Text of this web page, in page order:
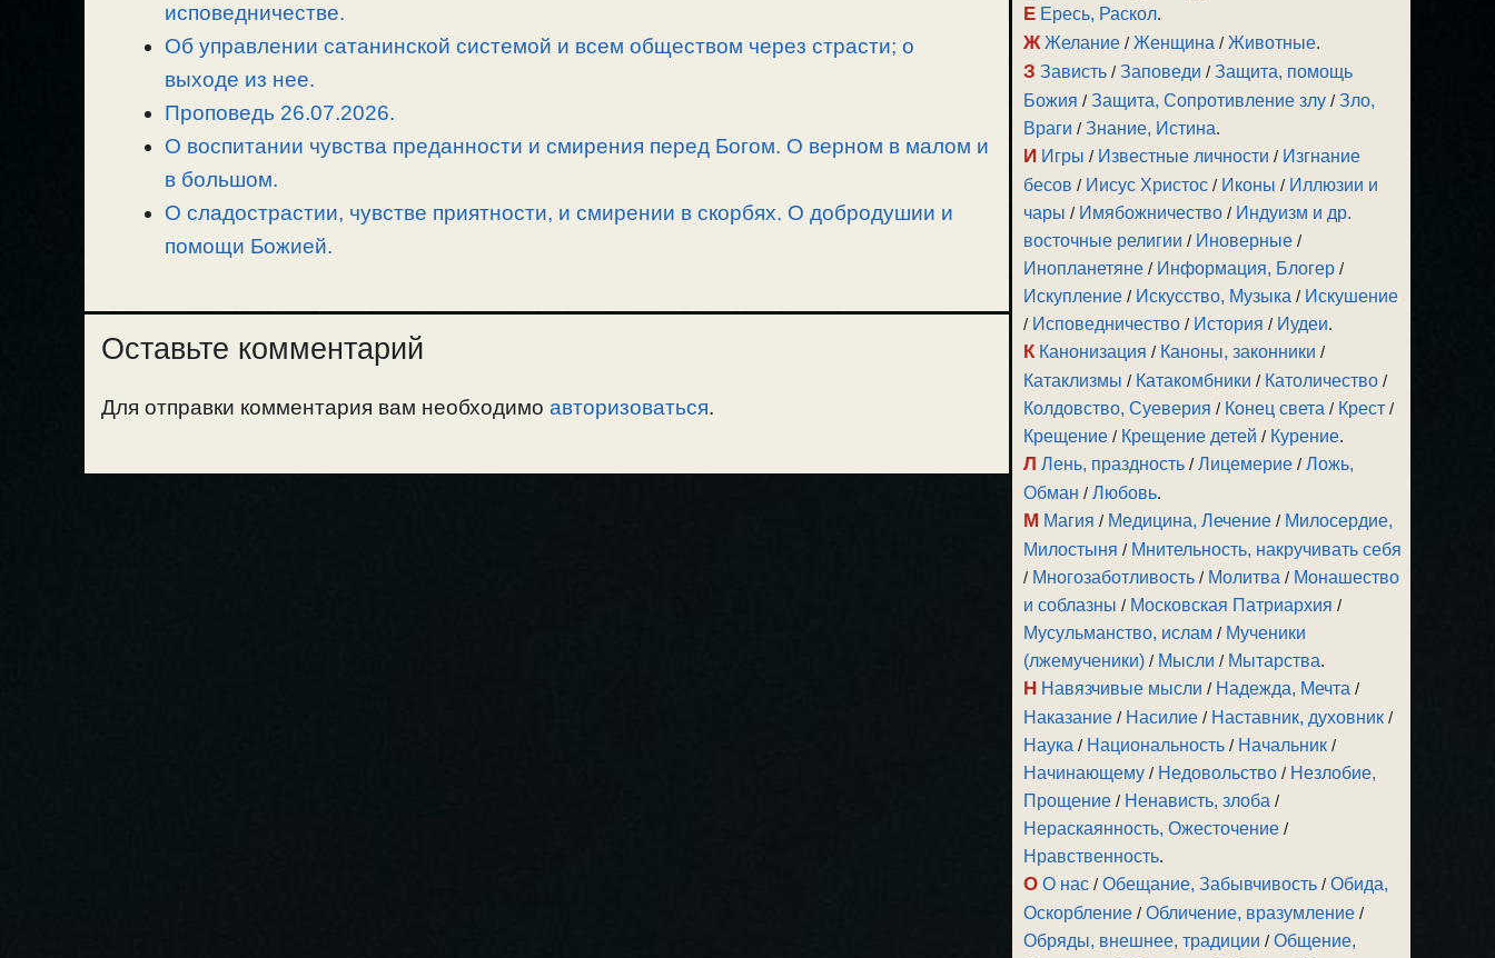
a
m
o
k
и
т
исповедничестве.
Об управлении сатанинской системой и всем обществом через страсти; о
выходе из нее.
Проповедь 26.07.2026.
О воспитании чувства преданности и смирения перед Богом. О верном в малом и
в большом.
О сладострастии, чувстве приятности, и смирении в скорбях. О добродушии и
помощи Божией.
Оставьте комментарий
Для отправки комментария вам необходимо авторизоваться.
Е Ересь, Раскол.
Ж Желание /Женщина /Животные.
З Зависть /Заповеди /Защита, помощь
Божия /Защита, Сопротивление злу /Зло,
Враги /Знание, Истина.
И Игры / Известные личности / Изгнание
бесов / Иисус Христос / Иконы / Иллюзии и
чары / Имябожничество / Индуизм и др.
восточные религии / Иноверные /
Инопланетяне / Информация, Блогер /
Искупление / Искусство, Музыка / Искушение
/ Исповедничество / История / Иудеи.
К Канонизация / Каноны, законники /
Катаклизмы / Катакомбники / Католичество /
Колдовство, Суеверия / Конец света / Крест /
Крещение / Крещение детей / Курение.
Л Лень, праздность /Лицемерие /Ложь,
Обман /Любовь.
М Магия / Медицина, Лечение / Милосердие,
Милостыня / Мнительность, накручивать себя
/ Многозаботливость / Молитва / Монашество
и соблазны / Московская Патриархия /
Мусульманство, ислам / Мученики
(лжемученики) / Мысли / Мытарства.
Н Навязчивые мысли / Надежда, Мечта /
Наказание / Насилие / Наставник, духовник /
Наука / Национальность / Начальник /
Начинающему / Недовольство / Незлобие,
Прощение / Ненависть, злоба /
Нераскаянность, Ожесточение /
Нравственность.
О О нас /Обещание, Забывчивость /Обида,
Оскорбление /Обличение, вразумление /
Обряды, внешнее, традиции /Общение,